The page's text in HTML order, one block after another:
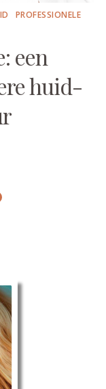
PROFESSIONELE
een
huid-